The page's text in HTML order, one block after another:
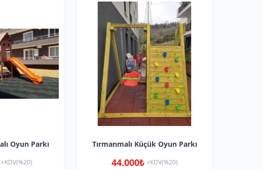
Oyun Parkı
+KDV(%20)
Tırmanmalı Küçük Oyun Parkı
44.000₺ +KDV(%20)